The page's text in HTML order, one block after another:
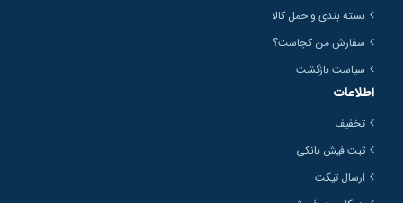
بسته بندی و حمل کالا
سفارش من کجاست؟
سیاست بازگشت
اطلاعات
تخفیف
ثبت فیش بانکی
ارسال تیکت